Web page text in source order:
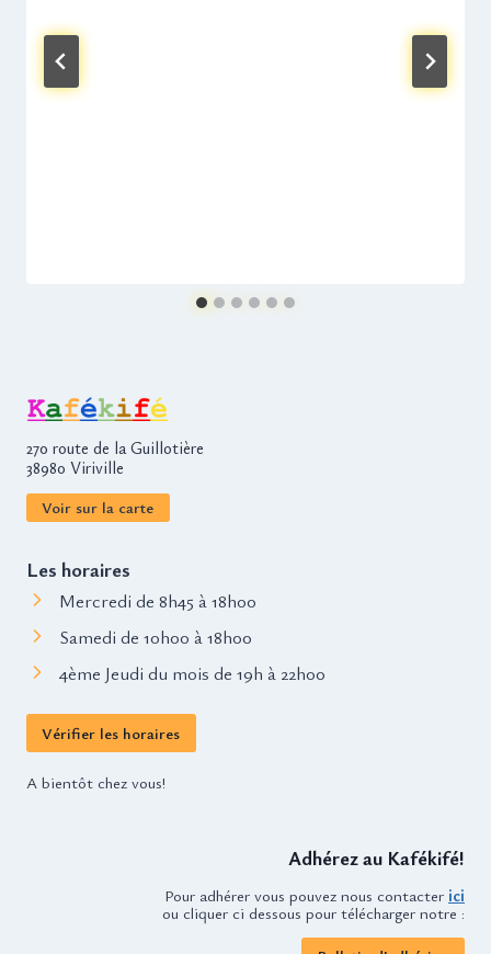
270 route de la Guillotière
38980 Viriville
Voir sur la carte
Les horaires
Mercredi de 8h45 à 18h00
Samedi de 10h00 à 18h00
4ème Jeudi du mois de 19h à 22h00
Vérifier les horaires
A bientôt chez vous!
Adhérez au Kafékifé!
Pour adhérer vous pouvez nous contacter ici
ou cliquer ci dessous pour télécharger notre :